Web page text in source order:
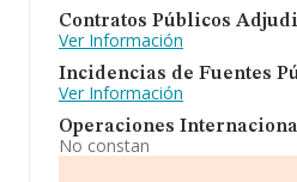
Contratos Públicos
Ver Información
Incidencias de Fuentes
Ver Información
Operaciones
No constan